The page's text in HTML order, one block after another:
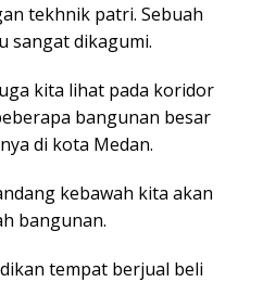
tekhnik patri. Sebuah
sangat dikagumi.
kita lihat pada koridor
bangunan besar
di kota Medan.
kebawah kita akan
bangunan.
tempat berjual beli